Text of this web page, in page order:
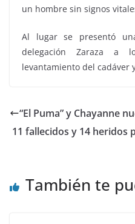
un hombre sin signos
Al lugar se presentó
delegación Zaraza a
levantamiento del cadáver
“El Puma” y Chayanne
11 fallecidos y 14 heridos
También te